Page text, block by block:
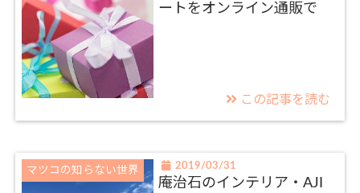
ートをオンライン通販で
この記事を読む
マツコの知らない世界 2019/03/31
庵治石のインテリア・AJI